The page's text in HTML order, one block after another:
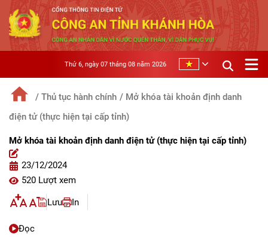
Thứ 6, ngày 07 tháng 08 năm 2026
/ Thủ tục hành chính / Mở khóa tài khoản định danh
điện tử (thực hiện tại cấp tỉnh)
Mở khóa tài khoản định danh điện tử (thực hiện tại cấp tỉnh)
23/12/2024
520 Lượt xem
Lưu In
Đọc